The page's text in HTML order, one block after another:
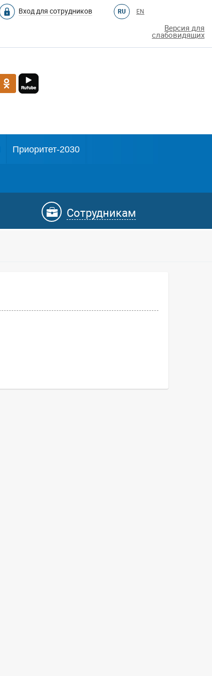
Вход для сотрудников RU EN
Версия для
слабовидящих
Приоритет-2030
Сотрудникам